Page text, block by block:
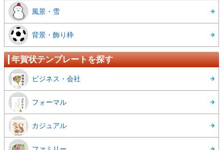
風景・雪
背景・飾り枠
年賀状テンプレートを探す
ビジネス・会社
フォーマル
カジュアル